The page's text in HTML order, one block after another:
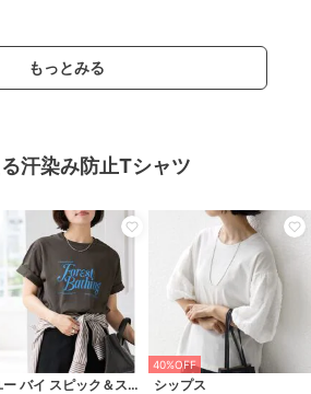
もっとみる
汗染み防止Tシャツ
ユー バイ スピック＆スパン
40%OFF
シップス